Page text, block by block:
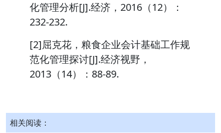
化管理分析[J].经济，2016（12）：
232-232.
[2]屈克花，粮食企业会计基础工作规
范化管理探讨[J].经济视野，
2013（14）：88-89.
相关阅读：